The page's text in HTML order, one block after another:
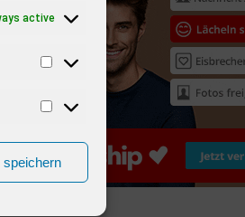
active
speichern